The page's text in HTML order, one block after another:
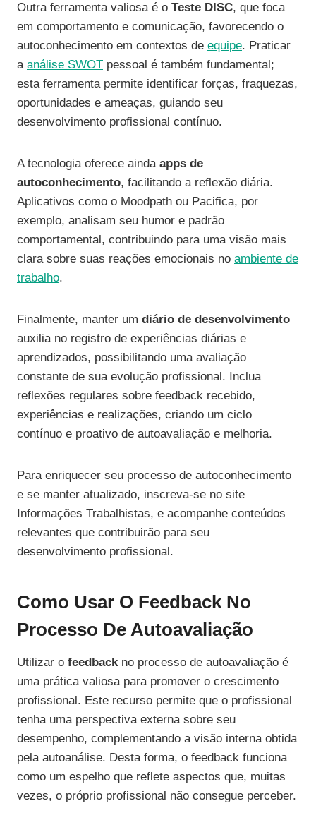
Outra ferramenta valiosa é o Teste DISC, que foca
em comportamento e comunicação, favorecendo o
autoconhecimento em contextos de equipe. Praticar
a análise SWOT pessoal é também fundamental;
esta ferramenta permite identificar forças, fraquezas,
oportunidades e ameaças, guiando seu
desenvolvimento profissional contínuo.
A tecnologia oferece ainda apps de
autoconhecimento, facilitando a reflexão diária.
Aplicativos como o Moodpath ou Pacifica, por
exemplo, analisam seu humor e padrão
comportamental, contribuindo para uma visão mais
clara sobre suas reações emocionais no ambiente de
trabalho.
Finalmente, manter um diário de desenvolvimento
auxilia no registro de experiências diárias e
aprendizados, possibilitando uma avaliação
constante de sua evolução profissional. Inclua
reflexões regulares sobre feedback recebido,
experiências e realizações, criando um ciclo
contínuo e proativo de autoavaliação e melhoria.
Para enriquecer seu processo de autoconhecimento
e se manter atualizado, inscreva-se no site
Informações Trabalhistas, e acompanhe conteúdos
relevantes que contribuirão para seu
desenvolvimento profissional.
Como Usar O Feedback No
Processo De Autoavaliação
Utilizar o feedbackno processo de autoavaliação é
uma prática valiosa para promover o crescimento
profissional. Este recurso permite que o profissional
tenha uma perspectiva externa sobre seu
desempenho, complementando a visão interna obtida
pela autoanálise. Desta forma, o feedback funciona
como um espelho que reflete aspectos que, muitas
vezes, o próprio profissional não consegue perceber.